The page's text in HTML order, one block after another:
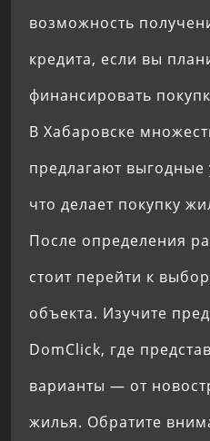
возможность
кредита, если вы
финансировать
В Хабаровске
предлагают выгодные
что делает покупку
После определения
стоит перейти к
объекта. Изучите
DomClick, где
варианты — от
жилья. Обратите